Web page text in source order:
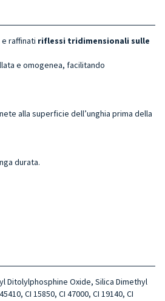
e raffinati riflessi tridimensionali sulle
e omogenea, facilitando
alla superficie dell’unghia prima della
durata.
Ditolylphosphine Oxide, Silica Dimethyl
CI 15850, CI 47000, CI 19140, CI